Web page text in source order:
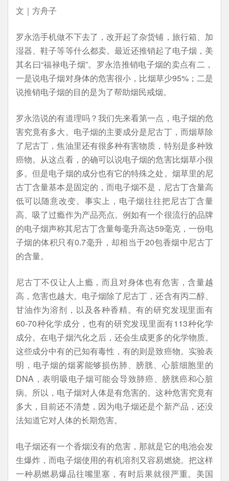
文｜方舟子
罗永浩手机做不下去了，改开起了杂货铺，旅行箱、加
湿器、鞋子等等什么都卖。最近还推销起了电子烟，美
其名曰“福禄电子烟”。罗永浩推销电子烟的卖点有二，
一是说电子烟对身体的危害很小，比烟草少95%；二是
说推销电子烟的目的是为了帮助烟民戒烟。
罗永浩说的有道理吗？我们先来看第一点，电子烟的危
害究竟有多大。电子烟的主要成分是尼古丁，而烟草除
了尼古丁，焦油里还有很多种有害物质，特别是多种致
癌物。从这点看，的确可以说电子烟的危害比烟草小很
多。但是电子烟的成分也有它的特殊之处。烟草里的尼
古丁含量基本是固定的，而电子烟不是，尼古丁含量高
低可以随意改变。事实上，电子烟往往把尼古丁含量
高、吸了过瘾作为产品亮点。例如有一个很流行的品牌
的电子烟声称其尼古丁含量每毫升高达59毫克，一份电
子烟的体积只有0.7毫升，却相当于20包香烟中尼古丁
的含量。
尼古丁不仅让人上瘾，而且对身体也有危害，含量越
高，危害也越大。电子烟除了尼古丁，还含有丙二醇、
甘油作为溶剂，以及各种香精。有的研究发现里面有
60-70种化学成分，也有的研究发现里面有113种化学
成分。在电子烟汽化之后，还会生成更多的化学物质。
这些成分中有的已知有毒性，有的则是致癌物。实验表
明，电子烟的烟雾能够损伤肺、膀胱、心脏细胞里的
DNA，表明吸电子烟可能会导致肺癌、膀胱癌和心脏
病。所以，电子烟对人体是有危害的。这种危害究竟有
多大，目前还不清楚，因为电子烟还是个新产品，还没
法知道它对人体的长期危害。
电子烟还有一个香烟没有的危害，那就是它的电池会发
生爆炸，而电子烟使用的有机溶剂又容易燃烧。把这样
一种易燃易爆品往嘴里塞，有时后果就很严重。美国